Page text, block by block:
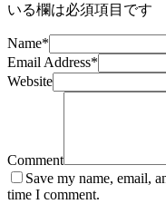
いる欄は必須項目です
Name*
Email Address*
Website
Comment
Save my name, email,
time I comment.